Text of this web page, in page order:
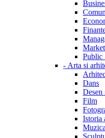
Public
- Arta si
Dans
Desen
Film
Istoria
Muzica